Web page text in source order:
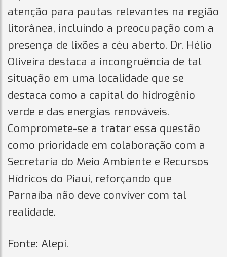
atenção para pautas relevantes na região
litorânea, incluindo a preocupação com a
presença de lixões a céu aberto. Dr. Hélio
Oliveira destaca a incongruência de tal
situação em uma localidade que se
destaca como a capital do hidrogênio
verde e das energias renováveis.
Compromete-se a tratar essa questão
como prioridade em colaboração com a
Secretaria do Meio Ambiente e Recursos
Hídricos do Piauí, reforçando que
Parnaíba não deve conviver com tal
realidade.
Fonte: Alepi.